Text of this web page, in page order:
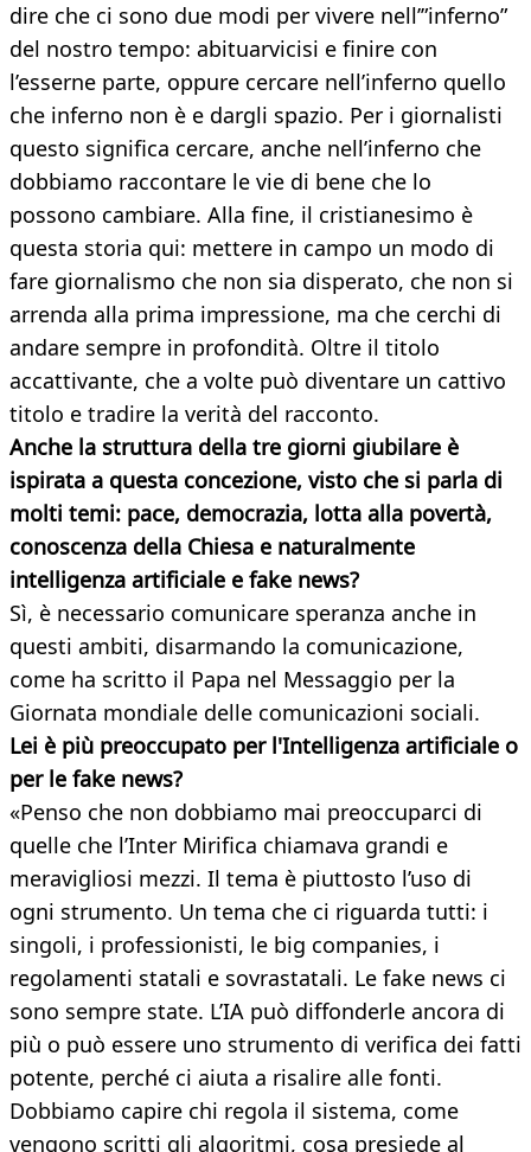
dire che ci sono due modi per vivere nell’”inferno”
del nostro tempo: abituarvicisi e finire con
l’esserne parte, oppure cercare nell’inferno quello
che inferno non è e dargli spazio. Per i giornalisti
questo significa cercare, anche nell’inferno che
dobbiamo raccontare le vie di bene che lo
possono cambiare. Alla fine, il cristianesimo è
questa storia qui: mettere in campo un modo di
fare giornalismo che non sia disperato, che non si
arrenda alla prima impressione, ma che cerchi di
andare sempre in profondità. Oltre il titolo
accattivante, che a volte può diventare un cattivo
titolo e tradire la verità del racconto.
Anche la struttura della tre giorni giubilare è
ispirata a questa concezione, visto che si parla di
molti temi: pace, democrazia, lotta alla povertà,
conoscenza della Chiesa e naturalmente
intelligenza artificiale e fake news?
Sì, è necessario comunicare speranza anche in
questi ambiti, disarmando la comunicazione,
come ha scritto il Papa nel Messaggio per la
Giornata mondiale delle comunicazioni sociali.
Lei è più preoccupato per l'Intelligenza artificiale o
per le fake news?
«Penso che non dobbiamo mai preoccuparci di
quelle che l’Inter Mirifica chiamava grandi e
meravigliosi mezzi. Il tema è piuttosto l’uso di
ogni strumento. Un tema che ci riguarda tutti: i
singoli, i professionisti, le big companies, i
regolamenti statali e sovrastatali. Le fake news ci
sono sempre state. L’IA può diffonderle ancora di
più o può essere uno strumento di verifica dei fatti
potente, perché ci aiuta a risalire alle fonti.
Dobbiamo capire chi regola il sistema, come
vengono scritti gli algoritmi, cosa presiede al